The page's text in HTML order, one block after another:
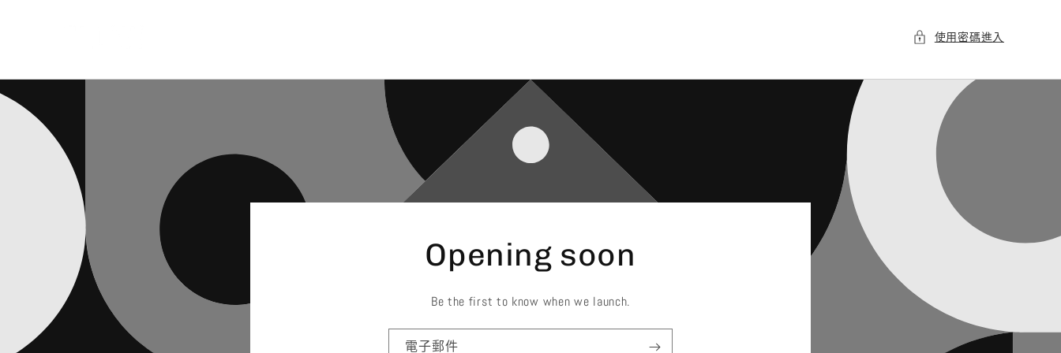
使用密碼進入
Opening soon
Be the first to know when we launch.
電子郵件